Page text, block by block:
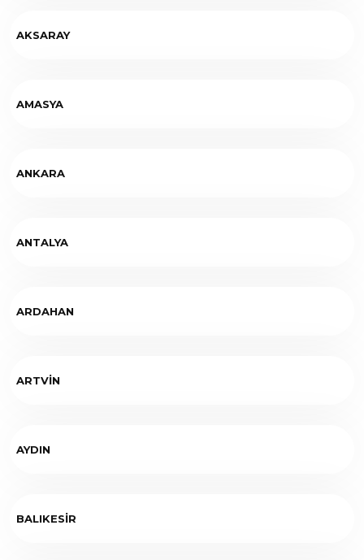
AKSARAY
AMASYA
ANKARA
ANTALYA
ARDAHAN
ARTVİN
AYDIN
BALIKESİR